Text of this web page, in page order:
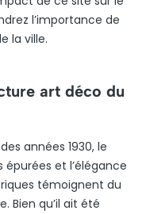
l’importance de
la ville.
art déco du
années 1930, le
et l’élégance
témoignent du
Bien qu’il ait été